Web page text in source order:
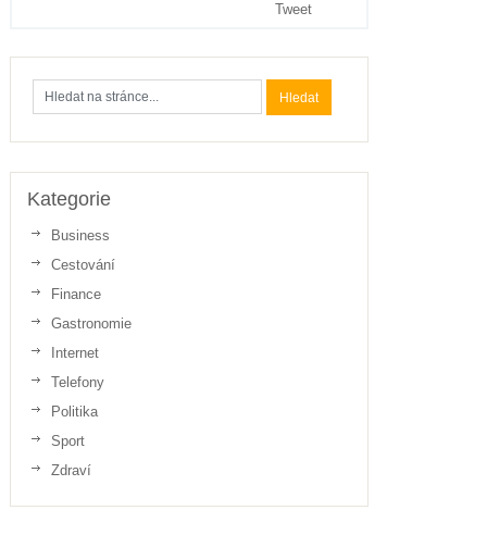
Tweet
Kategorie
Business
Cestování
Finance
Gastronomie
Internet
Telefony
Politika
Sport
Zdraví